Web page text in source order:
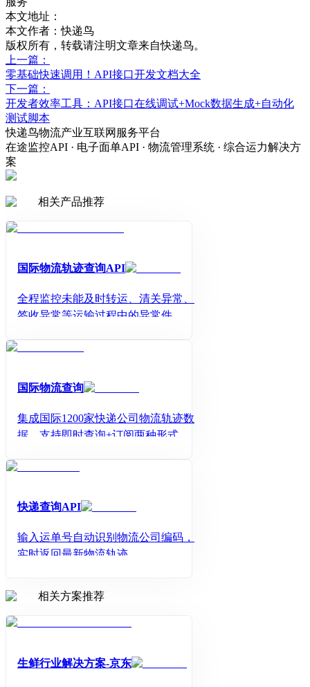
本文地址：
本文作者：快递鸟
版权所有，转载请注明文章来自快递鸟。
上一篇：
零基础快速调用！API接口开发文档大全
下一篇：
开发者效率工具：API接口在线调试+Mock数据生成+自动化
测试脚本
快递鸟物流产业互联网服务平台
在途监控API · 电子面单API · 物流管理系统 · 综合运力解决方
案
相关产品推荐
国际物流轨迹查询API
全程监控未能及时转运、清关异常、
签收异常等运输过程中的异常件，降
国际物流查询
集成国际1200家快递公司物流轨迹数
据，支持即时查询+订阅两种形式，为
快递查询API
输入运单号自动识别物流公司编码，
实时返回最新物流轨迹
相关方案推荐
生鲜行业解决方案-京东